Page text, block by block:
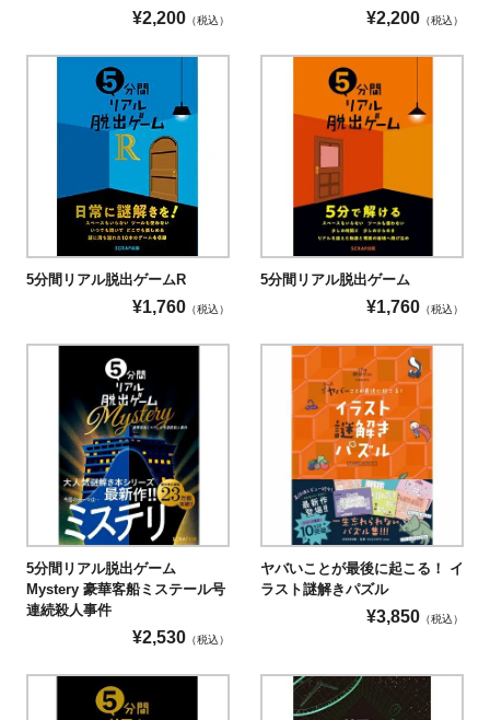
¥2,200 （税込） ¥2,200 （税込）
5分間リアル脱出ゲームR
¥1,760 （税込）
5分間リアル脱出ゲーム
¥1,760 （税込）
5分間リアル脱出ゲーム
Mystery 豪華客船ミステール号
連続殺人事件
¥2,530 （税込）
ヤバいことが最後に起こる！ イ
ラスト謎解きパズル
¥3,850 （税込）